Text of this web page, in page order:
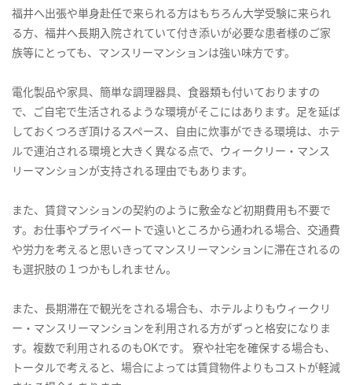
福井へ出張や単身赴任で来られる方はもちろん大学受験に来られ
る方、福井へ長期入院されていて付き添いが必要な患者様のご家
族等にとっても、マンスリーマンションは強い味方です。
電化製品や家具、簡単な調理器具、食器類も付いておりますの
で、ご自宅で生活されるような環境がそこにはあります。足を延ば
しておくつろぎ頂けるスペース、自由に炊事ができる環境は、ホテ
ルで連泊される環境と大きく異なる点で、ウィークリー・マンス
リーマンションが支持される理由でもあります。
また、賃貸マンションの契約のように敷金など初期費用も不要で
す。お仕事やプライベートで遠いところから通われる場合、交通費
や労力を考えると思いきってマンスリーマンションに滞在されるの
も選択肢の１つかもしれません。
また、長期滞在で観光をされる場合も、ホテルよりもウィークリ
ー・マンスリーマンションを利用される方がずっと格安になりま
す。複数で利用されるのもOKです。 寮や社宅を確保する場合も、
トータルで考えると、場合によっては賃貸物件よりもコストが軽減